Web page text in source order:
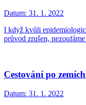
Datum: 31. 1. 2022
I když kvůli
průvod zrušen,
Cestování po
Datum: 31. 1. 2022